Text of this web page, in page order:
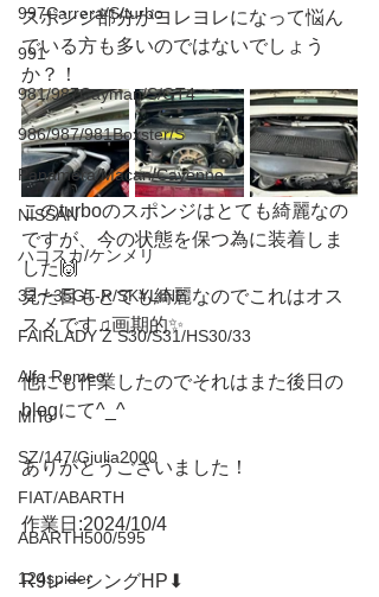
997Carrera/S/turbo
991
981/987Cayman/S/GT4
986/987/981Boxster/S
Panamera/Macan/Cayenne
NISSAN
ハコスカ/ケンメリ
32〜35GT-R/SKYLINE
FAIRLADY Z S30/S31/HS30/33
Alfa Romeo
MiTo
SZ/147/Giulia2000
FIAT/ABARTH
ABARTH500/595
124spider
スポンジ部分がヨレヨレになって悩ん
でいる方も多いのではないでしょう
か？！
このturboのスポンジはとても綺麗なの
ですが、今の状態を保つ為に装着しま
した🙌
見た目もとても綺麗なのでこれはオス
スメです♫画期的✨
他にも作業したのでそれはまた後日の
blogにて^_^
ありがとうございました！
作業日:2024/10/4
R9レーシングHP⬇︎